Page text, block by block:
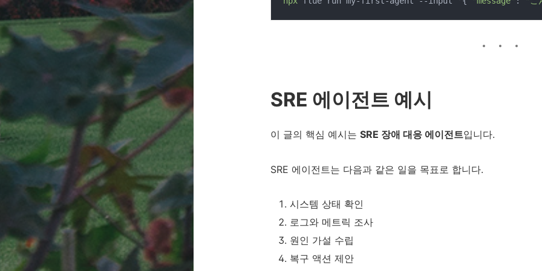
SRE 에이전트 예시
이 글의 핵심 예시는 SRE 장애 대응 에이전트입니다.
SRE 에이전트는 다음과 같은 일을 목표로 합니다.
시스템 상태 확인
로그와 메트릭 조사
원인 가설 수립
복구 액션 제안